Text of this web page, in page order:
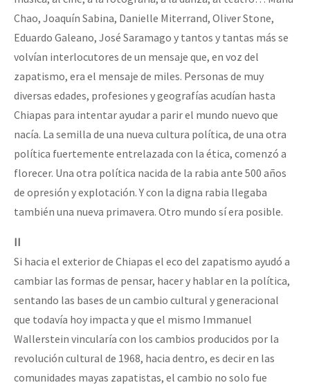
Chao, Joaquín Sabina, Danielle Miterrand, Oliver Stone,
Eduardo Galeano, José Saramago y tantos y tantas más se
volvían interlocutores de un mensaje que, en voz del
zapatismo, era el mensaje de miles. Personas de muy
diversas edades, profesiones y geografías acudían hasta
Chiapas para intentar ayudar a parir el mundo nuevo que
nacía. La semilla de una nueva cultura política, de una otra
política fuertemente entrelazada con la ética, comenzó a
florecer. Una otra política nacida de la rabia ante 500 años
de opresión y explotación. Y con la digna rabia llegaba
también una nueva primavera. Otro mundo sí era posible.
II
Si hacia el exterior de Chiapas el eco del zapatismo ayudó a
cambiar las formas de pensar, hacer y hablar en la política,
sentando las bases de un cambio cultural y generacional
que todavía hoy impacta y que el mismo Immanuel
Wallerstein vincularía con los cambios producidos por la
revolución cultural de 1968, hacia dentro, es decir en las
comunidades mayas zapatistas, el cambio no solo fue